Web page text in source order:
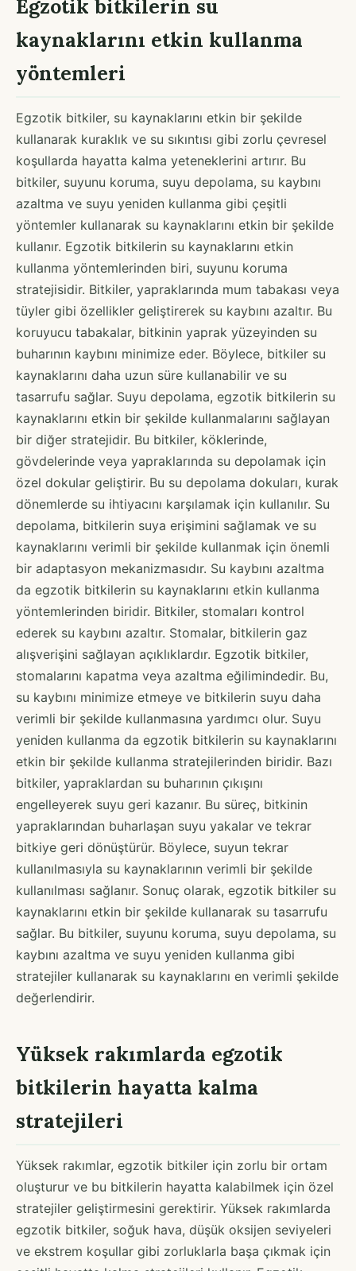
Egzotik bitkilerin su
kaynaklarını etkin kullanma
yöntemleri
Egzotik bitkiler, su kaynaklarını etkin bir şekilde
kullanarak kuraklık ve su sıkıntısı gibi zorlu çevresel
koşullarda hayatta kalma yeteneklerini artırır. Bu
bitkiler, suyunu koruma, suyu depolama, su kaybını
azaltma ve suyu yeniden kullanma gibi çeşitli
yöntemler kullanarak su kaynaklarını etkin bir şekilde
kullanır. Egzotik bitkilerin su kaynaklarını etkin
kullanma yöntemlerinden biri, suyunu koruma
stratejisidir. Bitkiler, yapraklarında mum tabakası veya
tüyler gibi özellikler geliştirerek su kaybını azaltır. Bu
koruyucu tabakalar, bitkinin yaprak yüzeyinden su
buharının kaybını minimize eder. Böylece, bitkiler su
kaynaklarını daha uzun süre kullanabilir ve su
tasarrufu sağlar. Suyu depolama, egzotik bitkilerin su
kaynaklarını etkin bir şekilde kullanmalarını sağlayan
bir diğer stratejidir. Bu bitkiler, köklerinde,
gövdelerinde veya yapraklarında su depolamak için
özel dokular geliştirir. Bu su depolama dokuları, kurak
dönemlerde su ihtiyacını karşılamak için kullanılır. Su
depolama, bitkilerin suya erişimini sağlamak ve su
kaynaklarını verimli bir şekilde kullanmak için önemli
bir adaptasyon mekanizmasıdır. Su kaybını azaltma
da egzotik bitkilerin su kaynaklarını etkin kullanma
yöntemlerinden biridir. Bitkiler, stomaları kontrol
ederek su kaybını azaltır. Stomalar, bitkilerin gaz
alışverişini sağlayan açıklıklardır. Egzotik bitkiler,
stomalarını kapatma veya azaltma eğilimindedir. Bu,
su kaybını minimize etmeye ve bitkilerin suyu daha
verimli bir şekilde kullanmasına yardımcı olur. Suyu
yeniden kullanma da egzotik bitkilerin su kaynaklarını
etkin bir şekilde kullanma stratejilerinden biridir. Bazı
bitkiler, yapraklardan su buharının çıkışını
engelleyerek suyu geri kazanır. Bu süreç, bitkinin
yapraklarından buharlaşan suyu yakalar ve tekrar
bitkiye geri dönüştürür. Böylece, suyun tekrar
kullanılmasıyla su kaynaklarının verimli bir şekilde
kullanılması sağlanır. Sonuç olarak, egzotik bitkiler su
kaynaklarını etkin bir şekilde kullanarak su tasarrufu
sağlar. Bu bitkiler, suyunu koruma, suyu depolama, su
kaybını azaltma ve suyu yeniden kullanma gibi
stratejiler kullanarak su kaynaklarını en verimli şekilde
değerlendirir.
Yüksek rakımlarda egzotik
bitkilerin hayatta kalma
stratejileri
Yüksek rakımlar, egzotik bitkiler için zorlu bir ortam
oluşturur ve bu bitkilerin hayatta kalabilmek için özel
stratejiler geliştirmesini gerektirir. Yüksek rakımlarda
egzotik bitkiler, soğuk hava, düşük oksijen seviyeleri
ve ekstrem koşullar gibi zorluklarla başa çıkmak için